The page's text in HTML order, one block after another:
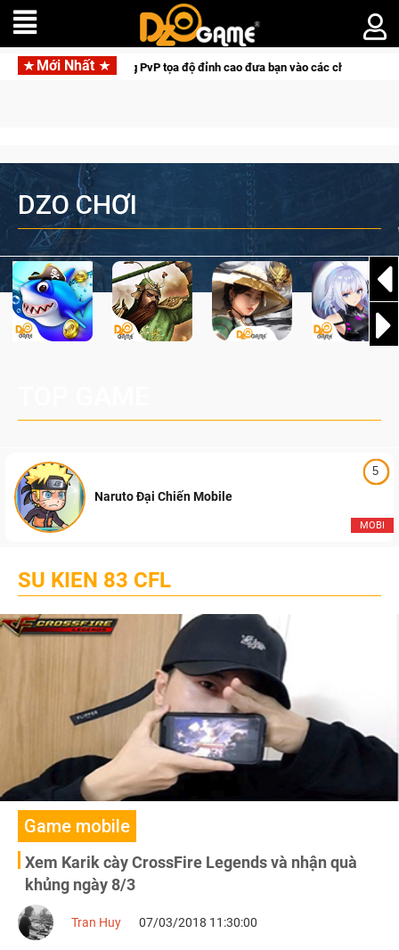
Mới Nhất
Game bắn súng PvP tọa độ đỉnh cao đưa bạn vào các chiến dịch lịch sử
DZO CHƠI
5
MOBI
Naruto Đại Chiến Mobile
SU KIEN 83 CFL
Game mobile
Xem Karik cày CrossFire Legends và nhận quà
khủng ngày 8/3
Tran Huy 07/03/2018 11:30:00